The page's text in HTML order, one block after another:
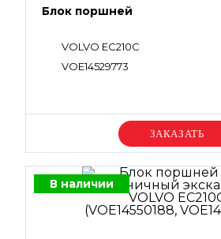
Блок поршней
VOLVO EC210C
VOE14529773
Уточняйте цену
В наличии